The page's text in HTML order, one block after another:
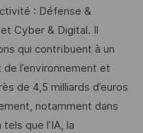
: Défense &
Cyber & Digital. Il
qui contribuent à un
l’environnement et
de 4,5 milliards d’euros
notamment dans
que l’IA, la